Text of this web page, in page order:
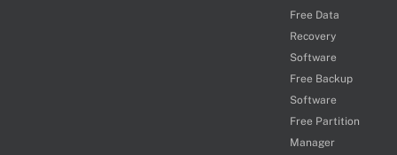
Free Data
Recovery
Software
Free Backup
Software
Free Partition
Manager